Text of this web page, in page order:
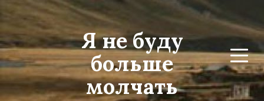
Я не буду
больше
молчать
Menu